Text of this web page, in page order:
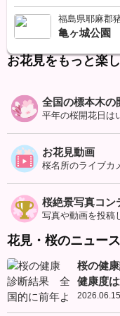
福島県耶麻郡
亀ヶ城公園
お花見をもっと楽
全国の標本木の
平年の桜開花日は
お花見動画
桜名所のライブカ
桜絶景写真コン
写真や動画を投稿
花見・桜のニュース
桜の健
健康度